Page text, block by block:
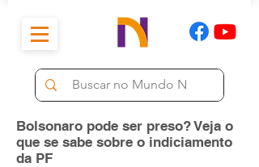
Bolsonaro pode ser preso? Veja o
que se sabe sobre o indiciamento
da PF